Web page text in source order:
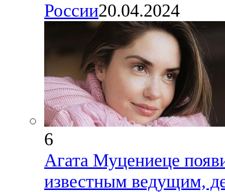
России20.04.2024
6
Агата Муцениеце
известным ведущим,